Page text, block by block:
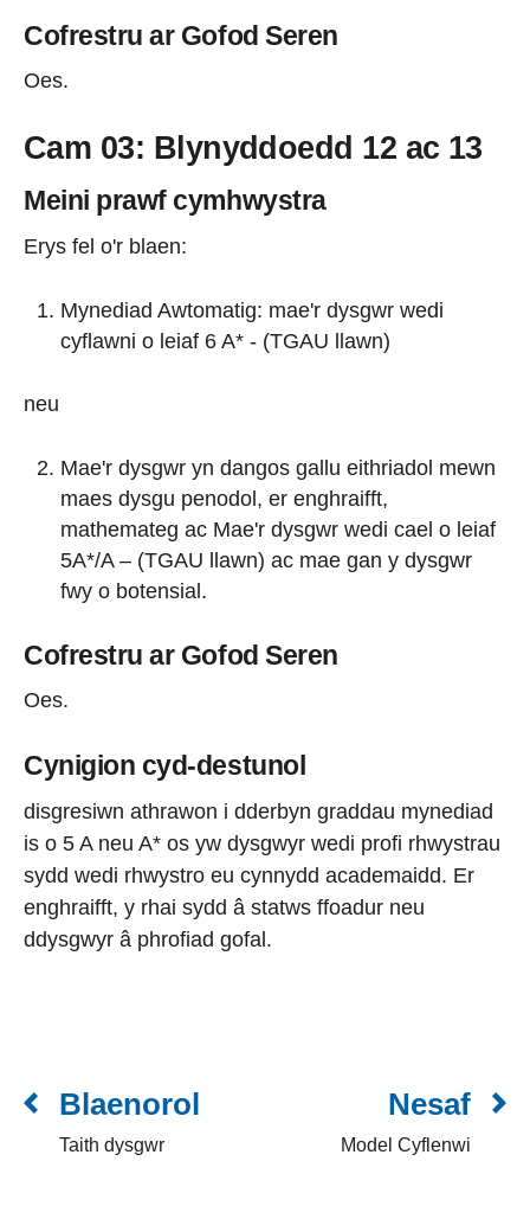
Cofrestru ar Gofod Seren
Oes.
Cam 03: Blynyddoedd 12 ac 13
Meini prawf cymhwystra
Erys fel o'r blaen:
Mynediad Awtomatig: mae'r dysgwr wedi
cyflawni o leiaf 6 A* - (TGAU llawn)
neu
Mae'r dysgwr yn dangos gallu eithriadol mewn
maes dysgu penodol, er enghraifft,
mathemateg ac Mae'r dysgwr wedi cael o leiaf
5A*/A – (TGAU llawn) ac mae gan y dysgwr
fwy o botensial.
Cofrestru ar Gofod Seren
Oes.
Cynigion cyd-destunol
disgresiwn athrawon i dderbyn graddau mynediad
is o 5 A neu A* os yw dysgwyr wedi profi rhwystrau
sydd wedi rhwystro eu cynnydd academaidd. Er
enghraifft, y rhai sydd â statws ffoadur neu
ddysgwyr â phrofiad gofal.
Blaenorol
Taith dysgwr
Nesaf
Model Cyflenwi